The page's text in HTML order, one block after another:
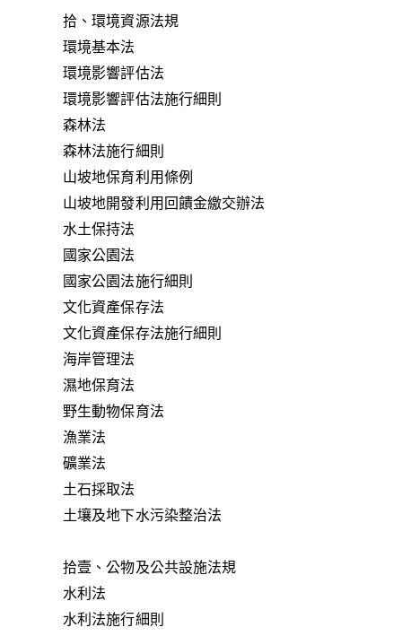
拾、環境資源法規
環境基本法
環境影響評估法
環境影響評估法施行細則
森林法
森林法施行細則
山坡地保育利用條例
山坡地開發利用回饋金繳交辦法
水土保持法
國家公園法
國家公園法施行細則
文化資產保存法
文化資產保存法施行細則
海岸管理法
濕地保育法
野生動物保育法
漁業法
礦業法
土石採取法
土壤及地下水污染整治法
拾壹、公物及公共設施法規
水利法
水利法施行細則